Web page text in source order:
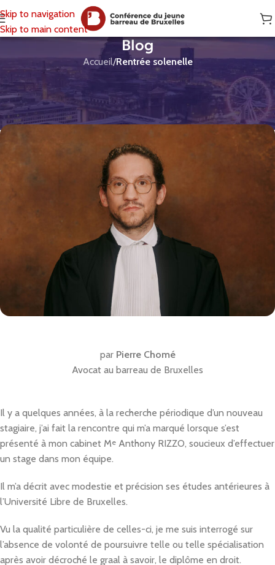
Skip to navigation
Skip to main content
Blog
Accueil/Rentrée solenelle
Nouvelle ode au Rossignol
CJBBActivé 14/11/2025
par Pierre Chomé
Avocat au barreau de Bruxelles
Il y a quelques années, à la recherche périodique d’un nouveau
stagiaire, j’ai fait la rencontre qui m’a marqué lorsque s’est
présenté à mon cabinet Me Anthony RIZZO, soucieux d’effectuer
un stage dans mon équipe.
Il m’a décrit avec modestie et précision ses études antérieures à
l’Université Libre de Bruxelles.
Vu la qualité particulière de celles-ci, je me suis interrogé sur
l’absence de volonté de poursuivre telle ou telle spécialisation
après avoir décroché le graal à savoir, le diplôme en droit.